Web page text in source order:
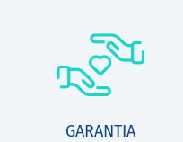
GARANTIA